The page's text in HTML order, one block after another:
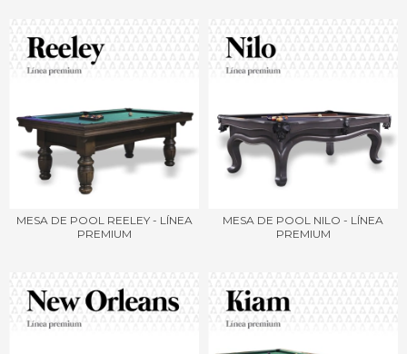
MESA DE POOL REELEY - LÍNEA
PREMIUM
MESA DE POOL NILO - LÍNEA
PREMIUM